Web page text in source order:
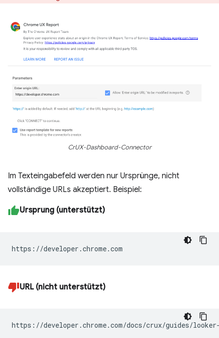
CrUX-Dashboard-Connector
Im Texteingabefeld werden nur Ursprünge, nicht
vollständige URLs akzeptiert. Beispiel:
Ursprung (unterstützt)
https://developer.chrome.com
URL (nicht unterstützt)
https://developer.chrome.com/docs/crux/guides/